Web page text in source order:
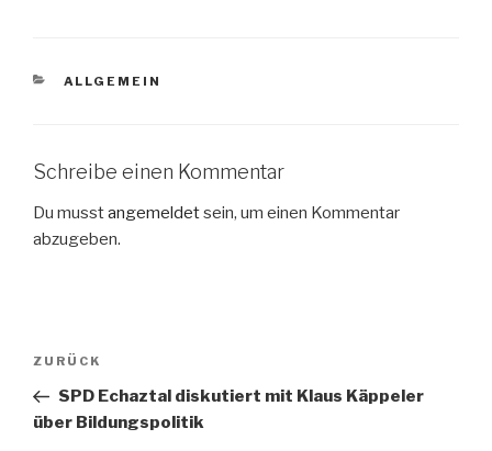
KATEGORIEN
ALLGEMEIN
Schreibe einen Kommentar
Du musstangemeldetsein, um einen Kommentar
abzugeben.
Beitragsnavigation
Vorheriger
Beitrag
ZURÜCK
SPD Echaztal diskutiert mit Klaus Käppeler
über Bildungspolitik